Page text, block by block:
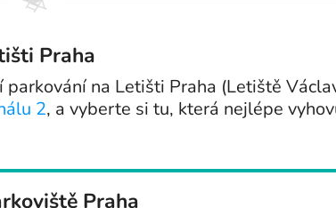
Praha
na Letišti Praha (Letiště
2, a vyberte si tu, která nejlépe
Praha